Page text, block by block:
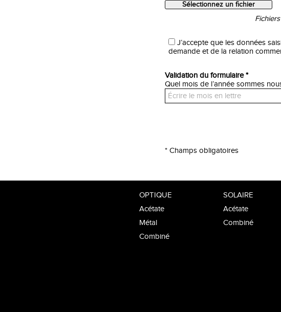
Sélectionnez un fichier
J’accepte que les données
demande et de la relation
Validation du formulaire *
Quel mois de l’année sommes
* Champs obligatoires
OPTIQUE
Acétate
Métal
Combiné
SOLAIRE
Acétate
Combiné